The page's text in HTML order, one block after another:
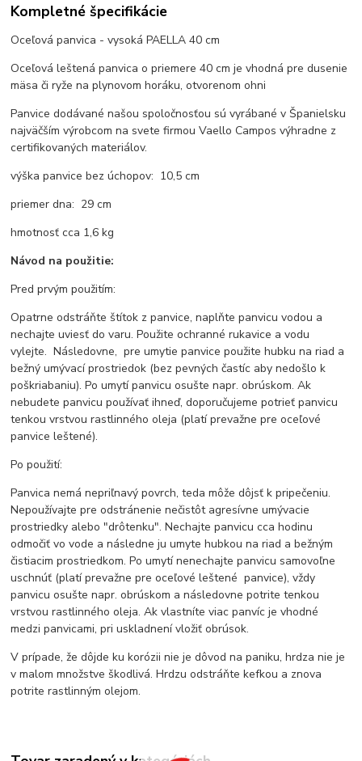
Kompletné špecifikácie
Oceľová panvica - vysoká PAELLA 40 cm
Oceľová leštená panvica o priemere 40 cm je vhodná pre dusenie
mäsa či ryže na plynovom horáku, otvorenom ohni
Panvice dodávané našou spoločnosťou sú vyrábané v Španielsku
najväčším výrobcom na svete firmou Vaello Campos výhradne z
certifikovaných materiálov.
výška panvice bez úchopov: 10,5 cm
priemer dna: 29 cm
hmotnosť cca 1,6 kg
Návod na použitie:
Pred prvým použitím:
Opatrne odstráňte štítok z panvice, naplňte panvicu vodou a
nechajte uviesť do varu. Použite ochranné rukavice a vodu
vylejte. Následovne, pre umytie panvice použite hubku na riad a
bežný umývací prostriedok (bez pevných častíc aby nedošlo k
poškriabaniu). Po umytí panvicu osušte napr. obrúskom. Ak
nebudete panvicu používať ihneď, doporučujeme potrieť panvicu
tenkou vrstvou rastlinného oleja (platí prevažne pre oceľové
panvice leštené).
Po použití:
Panvica nemá nepriľnavý povrch, teda môže dôjsť k pripečeniu.
Nepoužívajte pre odstránenie nečistôt agresívne umývacie
prostriedky alebo "drôtenku". Nechajte panvicu cca hodinu
odmočiť vo vode a následne ju umyte hubkou na riad a bežným
čistiacim prostriedkom. Po umytí nenechajte panvicu samovoľne
uschnúť (platí prevažne pre oceľové leštené panvice), vždy
panvicu osušte napr. obrúskom a následovne potrite tenkou
vrstvou rastlinného oleja. Ak vlastníte viac panvíc je vhodné
medzi panvicami, pri uskladnení vložiť obrúsok.
V prípade, že dôjde ku korózii nie je dôvod na paniku, hrdza nie je
v malom množstve škodlivá. Hrdzu odstráňte kefkou a znova
potrite rastlinným olejom.